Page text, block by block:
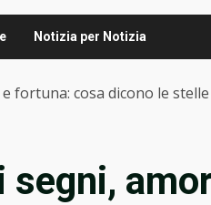
Notizia per Notizia
fortuna: cosa dicono le stelle